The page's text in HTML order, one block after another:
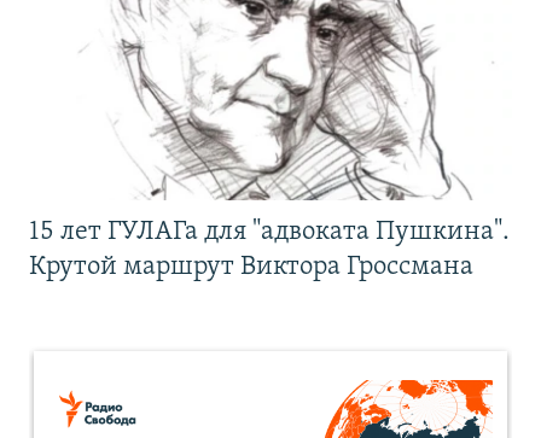
15 лет ГУЛАГа для "адвоката Пушкина".
Крутой маршрут Виктора Гроссмана